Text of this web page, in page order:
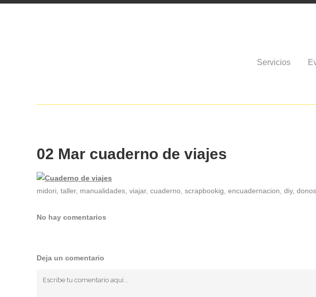
Servicios
02 Mar cuaderno de viajes
midori, taller, manualidades, viajar, cuaderno, scrapbookig, encuadernacion, diy,
No hay comentarios
Deja un comentario